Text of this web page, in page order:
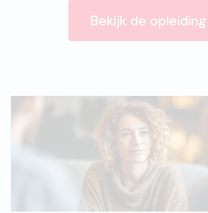
Bekijk de opleiding